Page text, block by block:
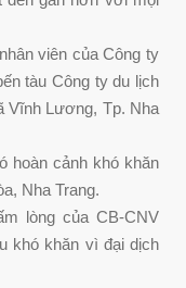
viên của Công ty
tàu Công ty du lịch
Vĩnh Lương, Tp. Nha
hoàn cảnh khó khăn
Nha Trang.
lòng của CB-CNV
khó khăn vì đại dịch